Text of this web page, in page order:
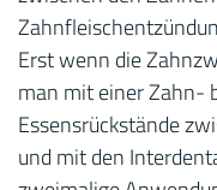
Erst wenn die
man mit einer Zahn-
Essensrückstände
und mit den